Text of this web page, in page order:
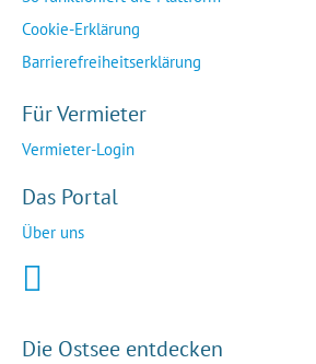
Cookie-Erklärung
Barrierefreiheitserklärung
Für Vermieter
Vermieter-Login
Das Portal
Über uns
Die Ostsee entdecken